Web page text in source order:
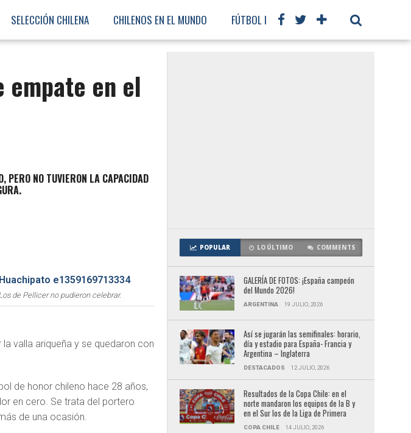
SELECCIÓN CHILENA CHILENOS EN EL MUNDO FÚTBOL INTERNACIONAL
empate en el
PERO NO TUVIERON LA CAPACIDAD
de Pellicer no pudieron celebrar.
valla ariqueña y se quedaron con
de honor chileno hace 28 años,
en cero. Se trata del portero
de una ocasión.
POPULAR LO ÚLTIMO COMMENTS
GALERÍA DE FOTOS: ¡España campeón
del Mundo 2026!
ARGENTINA 19 JULIO, 2026
Así se jugarán las semifinales: horario,
día y estadio para España- Francia y
Argentina – Inglaterra
DESTACADOS 12 JULIO, 2026
Resultados de la Copa Chile: en el
norte mandaron los equipos de la B y
en el Sur los de la Liga de Primera
COPA CHILE 14 JULIO, 2026